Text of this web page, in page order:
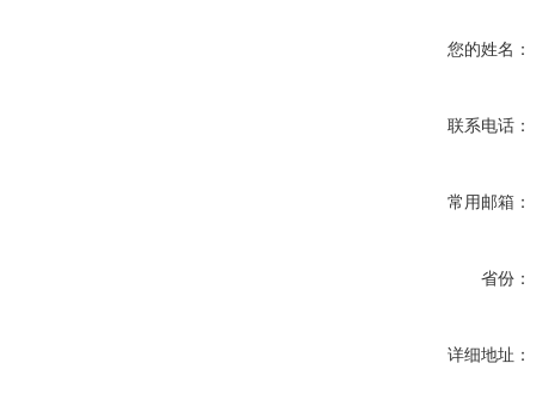
您的姓名：
联系电话：
常用邮箱：
省份：
详细地址：